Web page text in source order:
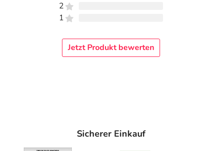
2
1
Jetzt Produkt bewerten
Sicherer Einkauf